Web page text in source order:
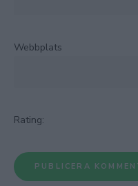
Webbplats
Rating: